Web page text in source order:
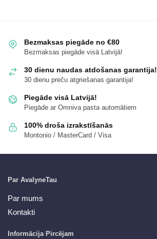
Bezmaksas piegāde no €80
Bezmaksas piegāde visā Latvijā!
30 dienu naudas atdošanas garantija!
30 dienu preču atgriešanas garantija!
Piegāde visā Latvijā!
Piegāde ar Omniva pasta automātiem
100% droša izrakstīšanās
Montonio / MasterCard / Visa
Par AvalyneTau
Par mums
Kontakti
Informācija Pircējam